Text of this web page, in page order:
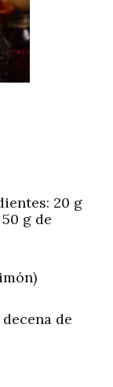
20 g
g de
de